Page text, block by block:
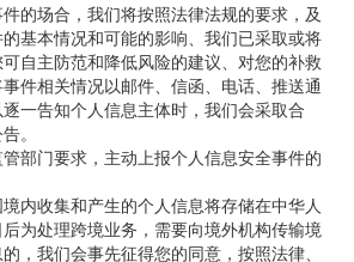
的场合，我们将按照法律法规的要求，及
基本情况和可能的影响、我们已采取或将
自主防范和降低风险的建议、对您的补救
件相关情况以邮件、信函、电话、推送通
一告知个人信息主体时，我们会采取合
。
部门要求，主动上报个人信息安全事件的
内收集和产生的个人信息将存储在中华人
为处理跨境业务，需要向境外机构传输境
，我们会事先征得您的同意，按照法律、